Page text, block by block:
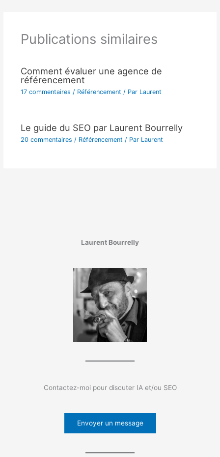
Publications similaires
Comment évaluer une agence de
référencement
17 commentaires / Référencement / Par Laurent
Le guide du SEO par Laurent Bourrelly
20 commentaires / Référencement / Par Laurent
Laurent Bourrelly
Contactez-moi pour discuter IA et/ou SEO
Envoyer un message